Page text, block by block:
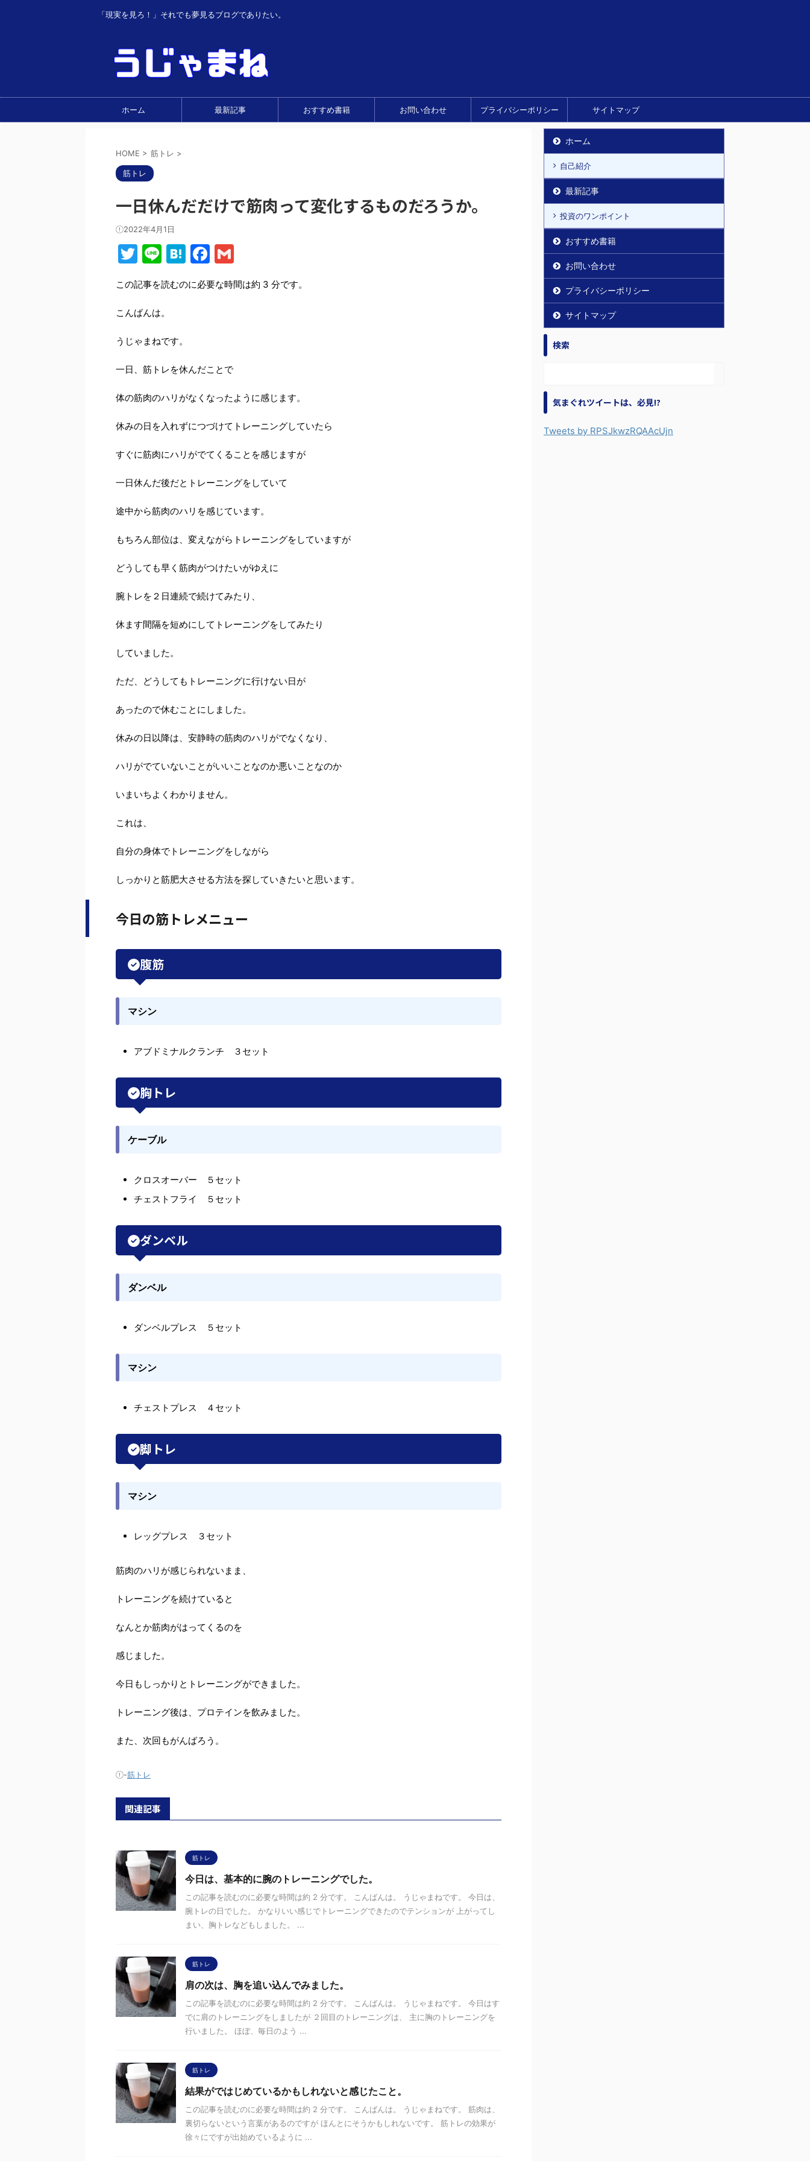
「現実を見ろ！」それでも夢見るブログでありたい。
ホーム 最新記事 おすすめ書籍 お問い合わせ プライバシーポリシー サイトマップ
HOME > 筋トレ >
筋トレ
一日休んだだけで筋肉って変化するものだろうか。
2022年4月1日
T
itt
er
Li
e
H
e
F
c
o
ai
この記事を読むのに必要な時間は約 3 分です。
こんばんは。
うじゃまねです。
一日、筋トレを休んだことで
体の筋肉のハリがなくなったように感じます。
休みの日を入れずにつづけてトレーニングしていたら
すぐに筋肉にハリがでてくることを感じますが
一日休んだ後だとトレーニングをしていて
途中から筋肉のハリを感じています。
もちろん部位は、変えながらトレーニングをしていますが
どうしても早く筋肉がつけたいがゆえに
腕トレを２日連続で続けてみたり、
休ます間隔を短めにしてトレーニングをしてみたり
していました。
ただ、どうしてもトレーニングに行けない日が
あったので休むことにしました。
休みの日以降は、安静時の筋肉のハリがでなくなり、
ハリがでていないことがいいことなのか悪いことなのか
いまいちよくわかりません。
これは、
自分の身体でトレーニングをしながら
しっかりと筋肥大させる方法を探していきたいと思います。
今日の筋トレメニュー
腹筋
マシン
アブドミナルクランチ ３セット
胸トレ
ケーブル
クロスオーバー ５セット
チェストフライ ５セット
ダンベル
ダンベル
ダンベルプレス ５セット
マシン
チェストプレス ４セット
脚トレ
マシン
レッグプレス ３セット
筋肉のハリが感じられないまま、
トレーニングを続けていると
なんとか筋肉がはってくるのを
感じました。
今日もしっかりとトレーニングができました。
トレーニング後は、プロテインを飲みました。
また、次回もがんばろう。
-筋トレ
関連記事
筋トレ
今日は、基本的に腕のトレーニングでした。
この記事を読むのに必要な時間は約 2 分です。 こんばんは。 うじゃまねです。 今日は、
腕トレの日でした。 かなりいい感じでトレーニングできたのでテンションが 上がってし
まい、胸トレなどもしました。 ...
筋トレ
肩の次は、胸を追い込んでみました。
この記事を読むのに必要な時間は約 2 分です。 こんばんは。 うじゃまねです。 今日はす
でに肩のトレーニングをしましたが ２回目のトレーニングは、 主に胸のトレーニングを
行いました。 ほぼ、毎日のよう ...
筋トレ
結果がではじめているかもしれないと感じたこと。
この記事を読むのに必要な時間は約 2 分です。 こんばんは。 うじゃまねです。 筋肉は、
裏切らないという言葉があるのですが ほんとにそうかもしれないです。 筋トレの効果が
徐々にですが出始めているように ...
ホーム
自己紹介
最新記事
投資のワンポイント
おすすめ書籍
お問い合わせ
プライバシーポリシー
サイトマップ
検索
気まぐれツイートは、必見!?
Tweets by RPSJkwzRQAAcUjn